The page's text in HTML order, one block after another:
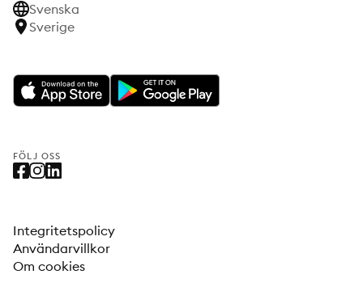
Svenska
Sverige
FÖLJ OSS
Integritetspolicy
Användarvillkor
Om cookies